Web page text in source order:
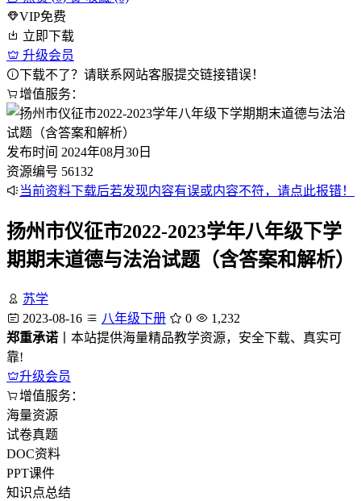
VIP免费
立即下载
升级会员
下载不了？请联系网站客服提交链接错误！
增值服务：
发布时间 2024年08月30日
资源编号 56132
当前资料下载后若发现内容有误或内容不符，请点此报错！
扬州市仪征市2022-2023学年八年级下学
期期末道德与法治试题（含答案和解析）
苏学
2023-08-16
八年级下册 0
1,232
郑重承诺 丨本站提供海量精品教学资源，安全下载、真实可
靠!
升级会员
增值服务：
海量资源
试卷真题
DOC资料
PPT课件
知识点总结